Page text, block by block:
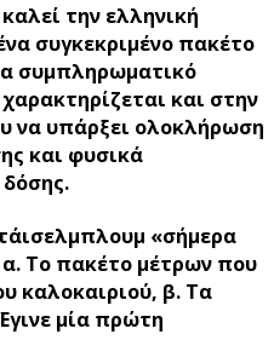
την ελληνική
συγκεκριμένο πακέτο
συμπληρωματικό
και στην
να υπάρξει ολοκλήρωση
και φυσικά
«σήμερα
Το πακέτο μέτρων που
καλοκαιριού, β. Τα
μία πρώτη